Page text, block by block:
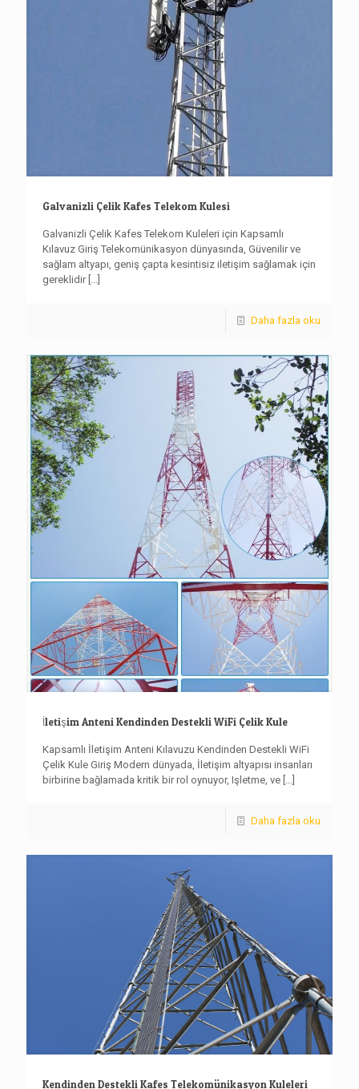
Galvanizli Çelik Kafes Telekom Kulesi
Galvanizli Çelik Kafes Telekom Kuleleri için Kapsamlı
Kılavuz Giriş Telekomünikasyon dünyasında, Güvenilir ve
sağlam altyapı, geniş çapta kesintisiz iletişim sağlamak için
gereklidir[...]
Daha fazla oku
İletişim Anteni Kendinden Destekli WiFi Çelik Kule
Kapsamlı İletişim Anteni Kılavuzu Kendinden Destekli WiFi
Çelik Kule Giriş Modern dünyada, İletişim altyapısı insanları
birbirine bağlamada kritik bir rol oynuyor, Işletme, ve
Daha fazla oku
Kendinden Destekli Kafes Telekomünikasyon Kuleleri